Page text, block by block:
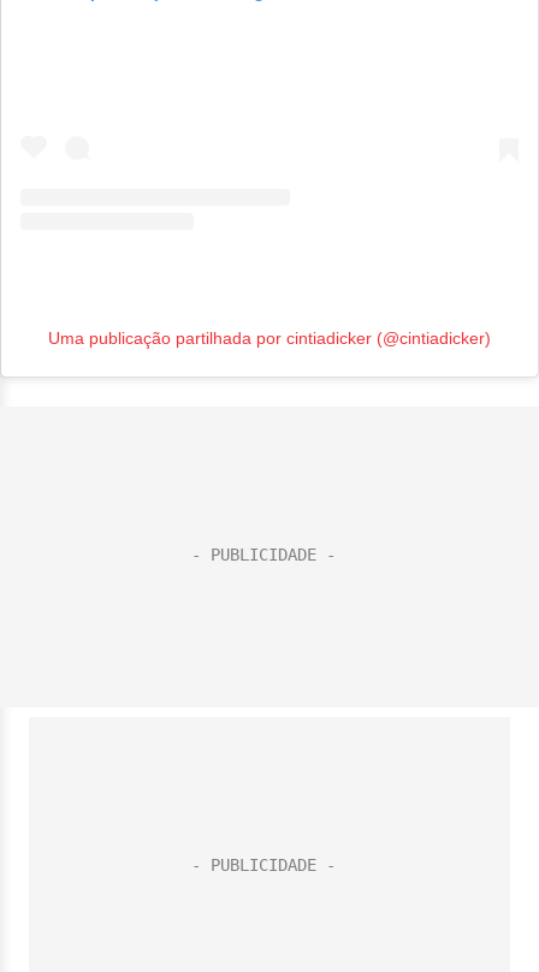
Uma publicação partilhada por cintiadicker (@cintiadicker)